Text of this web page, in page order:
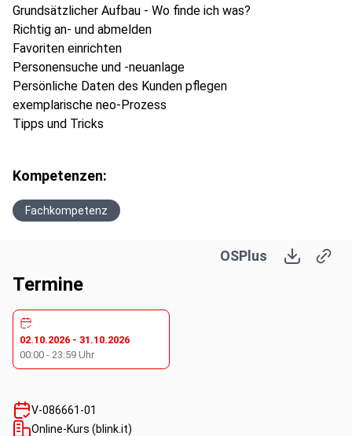
Grundsätzlicher Aufbau - Wo finde ich was?
Richtig an- und abmelden
Favoriten einrichten
Personensuche und -neuanlage
Persönliche Daten des Kunden pflegen
exemplarische neo-Prozess
Tipps und Tricks
Kompetenzen:
Fachkompetenz
OSPlus
Termine
02.10.2026 - 31.10.2026
00:00 - 23:59 Uhr
V-086661-01
Online-Kurs (blink.it)